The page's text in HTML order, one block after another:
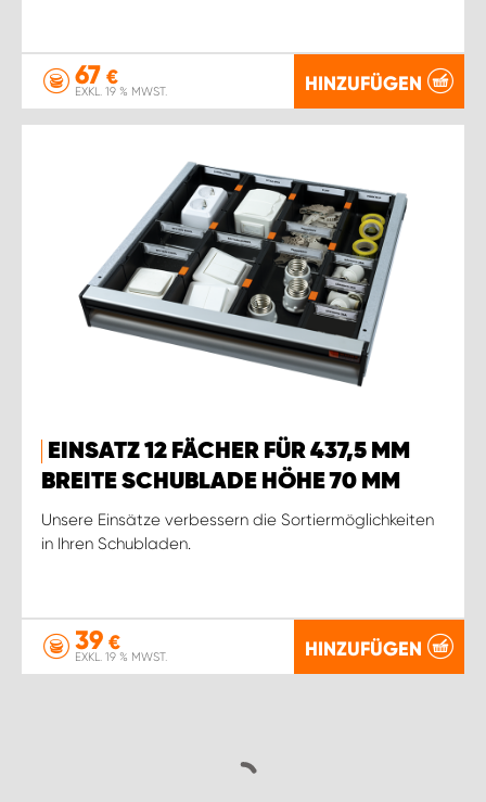
67 €
EXKL. 19 % MWST. HINZUFÜGEN
EINSATZ 12 FÄCHER FÜR 437,5 MM
BREITE SCHUBLADE HÖHE 70 MM
Unsere Einsätze verbessern die Sortiermöglichkeiten
in Ihren Schubladen.
39 €
EXKL. 19 % MWST. HINZUFÜGEN